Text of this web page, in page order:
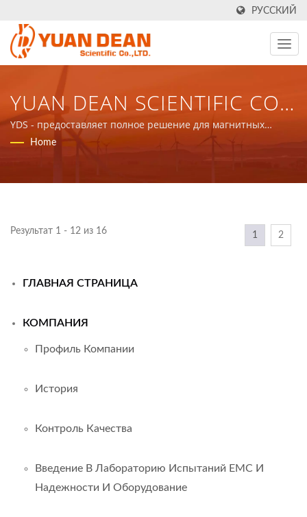
РУССКИЙ
YUAN DEAN SCIENTIFIC CO.,
LTD.
YDS - предоставляет полное решение для магнитных
компонентов и силовых продуктов в области
Home
Результат 1 - 12 из 16 1 2
ГЛАВНАЯ СТРАНИЦА
КОМПАНИЯ
Профиль Компании
История
Контроль Качества
Введение В Лабораторию Испытаний EMC И
Надежности И Оборудование